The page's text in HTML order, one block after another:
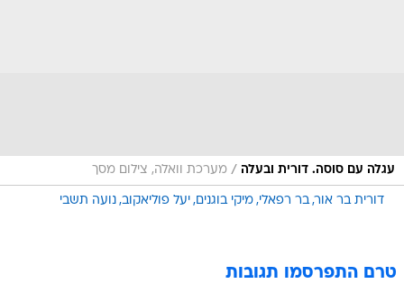
עגלה עם סוסה. דורית ובעלה / מערכת וואלה, צילום מסך
דורית בר אור בר רפאלי מיקי בוגנים יעל פוליאקוב נועה תשבי
טרם התפרסמו תגובות